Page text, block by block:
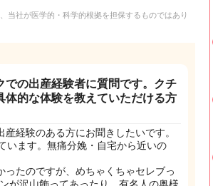
社が医学的・科学的根拠を担保するものではあり
での出産経験者に質問です。クチ
体的な体験を教えていただける方
経験のある方にお聞きしたいです。
います。無痛分娩・自宅から近いの
たのですが、めちゃくちゃセレブっ